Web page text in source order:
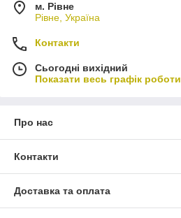
м. Рівне
Рівне, Україна
Контакти
Сьогодні вихідний
Показати весь графік роботи
Про нас
Контакти
Доставка та оплата